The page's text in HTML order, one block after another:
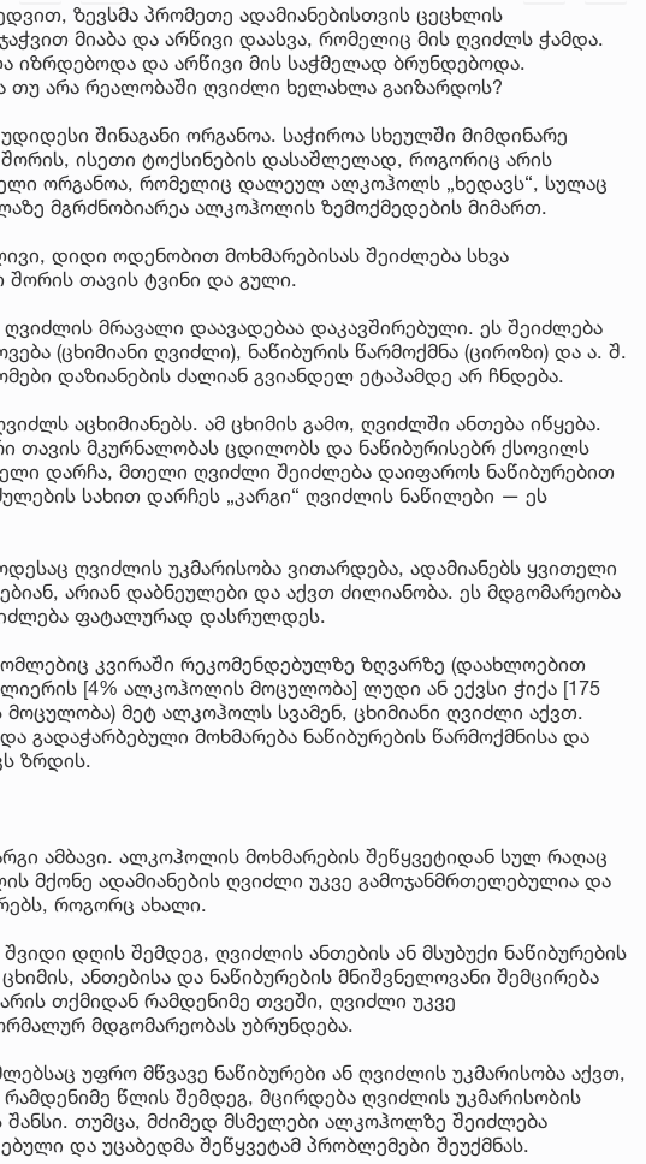
ზევსმა პრომეთე ადამიანებისთვის ცეცხლის
მიაბა და არწივი დაასვა, რომელიც მის ღვიძლს ჭამდა.
იზრდებოდა და არწივი მის საჭმელად ბრუნდებოდა.
თუ არა რეალობაში ღვიძლი ხელახლა გაიზარდოს?
შინაგანი ორგანოა. საჭიროა სხეულში მიმდინარე
ისეთი ტოქსინების დასაშლელად, როგორიც არის
ორგანოა, რომელიც დალეულ ალკოჰოლს „ხედავს“, სულაც
მგრძნობიარეა ალკოჰოლის ზემოქმედების მიმართ.
დიდი ოდენობით მოხმარებისას შეიძლება სხვა
შორის თავის ტვინი და გული.
მრავალი დაავადებაა დაკავშირებული. ეს შეიძლება
(ცხიმიანი ღვიძლი), ნაწიბურის წარმოქმნა (ციროზი) და ა. შ.
დაზიანების ძალიან გვიანდელ ეტაპამდე არ ჩნდება.
აცხიმიანებს. ამ ცხიმის გამო, ღვიძლში ანთება იწყება.
თავის მკურნალობას ცდილობს და ნაწიბურისებრ ქსოვილს
დარჩა, მთელი ღვიძლი შეიძლება დაიფაროს ნაწიბურებით
სახით დარჩეს „კარგი“ ღვიძლის ნაწილები — ეს
ღვიძლის უკმარისობა ვითარდება, ადამიანებს ყვითელი
არიან დაბნეულები და აქვთ ძილიანობა. ეს მდგომარეობა
ფატალურად დასრულდეს.
კვირაში რეკომენდებულზე ზღვარზე (დაახლოებით
[4% ალკოჰოლის მოცულობა] ლუდი ან ექვსი ჭიქა [175
მეტ ალკოჰოლს სვამენ, ცხიმიანი ღვიძლი აქვთ.
გადაჭარბებული მოხმარება ნაწიბურების წარმოქმნისა და
ზრდის.
ამბავი. ალკოჰოლის მოხმარების შეწყვეტიდან სულ რაღაც
მქონე ადამიანების ღვიძლი უკვე გამოჯანმრთელებულია და
როგორც ახალი.
დღის შემდეგ, ღვიძლის ანთების ან მსუბუქი ნაწიბურების
ანთებისა და ნაწიბურების მნიშვნელოვანი შემცირება
თქმიდან რამდენიმე თვეში, ღვიძლი უკვე
მდგომარეობას უბრუნდება.
უფრო მწვავე ნაწიბურები ან ღვიძლის უკმარისობა აქვთ,
წლის შემდეგ, მცირდება ღვიძლის უკმარისობის
შანსი. თუმცა, მძიმედ მსმელები ალკოჰოლზე შეიძლება
და უცაბედმა შეწყვეტამ პრობლემები შეუქმნას.